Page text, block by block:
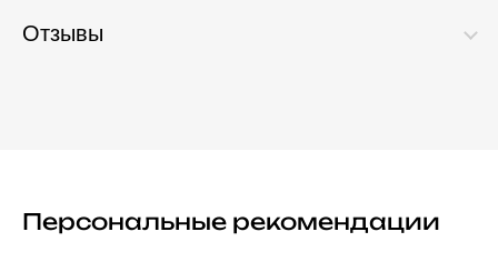
Отзывы
Персональные рекомендации